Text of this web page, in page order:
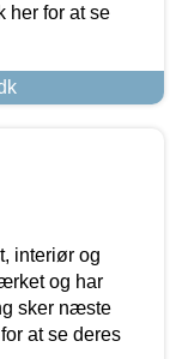
her for at se
interiør og
og har
sker næste
at se deres